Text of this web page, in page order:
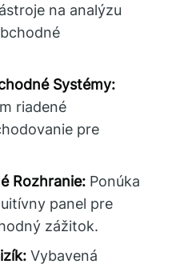
na analýzu
Systémy:
riadené
pre
Rozhranie: Ponúka
panel pre
zážitok.
Vybavená